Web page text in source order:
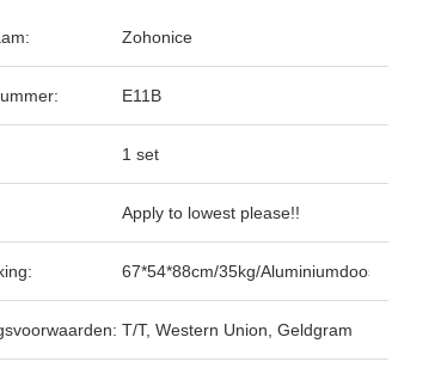
Zohonice
E11B
1 set
Apply to lowest please!!
67*54*88cm/35kg/Aluminiumdoos
T/T, Western Union, Geldgram